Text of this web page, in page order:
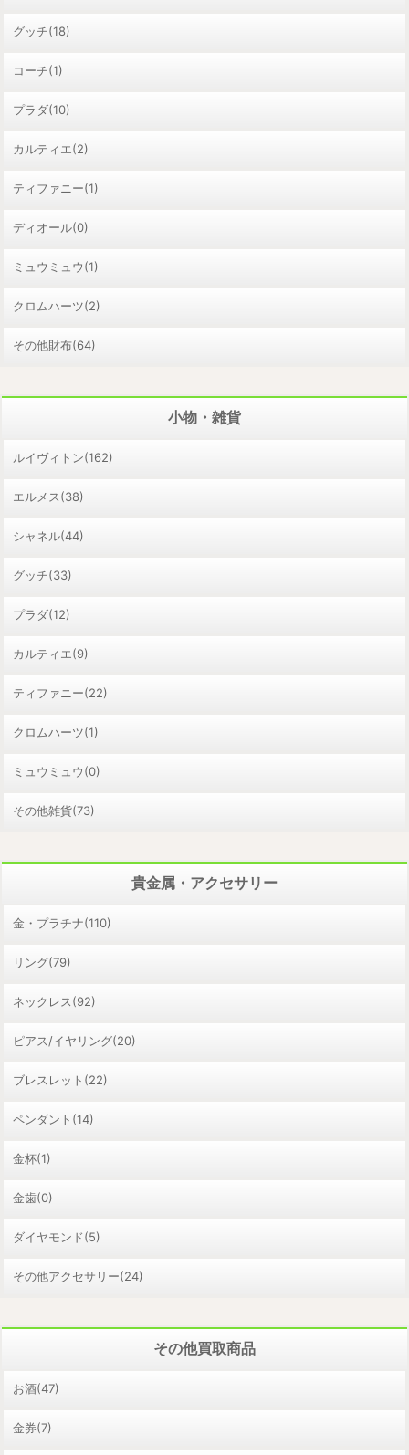
グッチ(18)
コーチ(1)
プラダ(10)
カルティエ(2)
ティファニー(1)
ディオール(0)
ミュウミュウ(1)
クロムハーツ(2)
その他財布(64)
小物・雑貨
ルイヴィトン(162)
エルメス(38)
シャネル(44)
グッチ(33)
プラダ(12)
カルティエ(9)
ティファニー(22)
クロムハーツ(1)
ミュウミュウ(0)
その他雑貨(73)
貴金属・アクセサリー
金・プラチナ(110)
リング(79)
ネックレス(92)
ピアス/イヤリング(20)
ブレスレット(22)
ペンダント(14)
金杯(1)
金歯(0)
ダイヤモンド(5)
その他アクセサリー(24)
その他買取商品
お酒(47)
金券(7)